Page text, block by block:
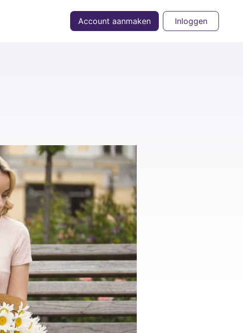
Account aanmaken Inloggen